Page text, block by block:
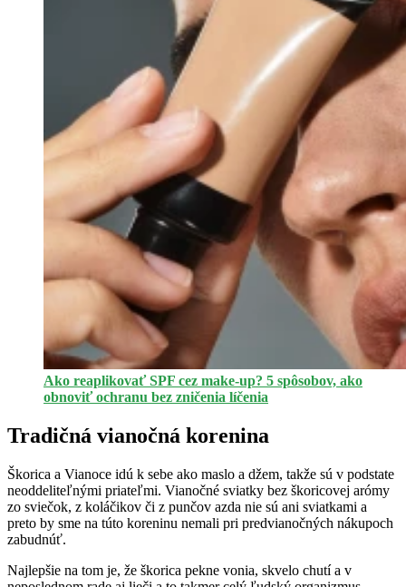
Ako reaplikovať SPF cez make-up? 5 spôsobov, ako
obnoviť ochranu bez zničenia líčenia
Tradičná vianočná korenina
Škorica a Vianoce idú k sebe ako maslo a džem, takže sú v podstate
neoddeliteľnými priateľmi. Vianočné sviatky bez škoricovej arómy
zo sviečok, z koláčikov či z punčov azda nie sú ani sviatkami a
preto by sme na túto koreninu nemali pri predvianočných nákupoch
zabudnúť.
Najlepšie na tom je, že škorica pekne vonia, skvelo chutí a v